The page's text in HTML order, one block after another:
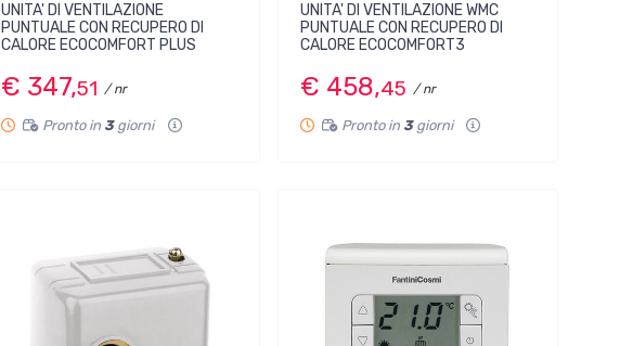
UNITA' DI VENTILAZIONE
PUNTUALE CON RECUPERO DI
CALORE ECOCOMFORT PLUS
€ 347,51 / nr
Pronto in 3giorni
UNITA' DI VENTILAZIONE WMC
PUNTUALE CON RECUPERO DI
CALORE ECOCOMFORT3
€ 458,45 / nr
Pronto in 3giorni